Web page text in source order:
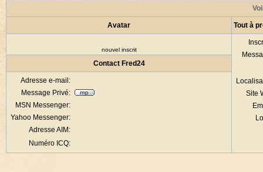
Avatar Tout à
nouvel inscrit
Site
Contact Fred24
Adresse e-mail:
Message Privé:
MSN Messenger:
Yahoo Messenger:
Adresse AIM:
Numéro ICQ: